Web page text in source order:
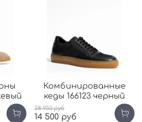
Комбинированные
кеды 166123 черный
28 950 руб
14 500 руб